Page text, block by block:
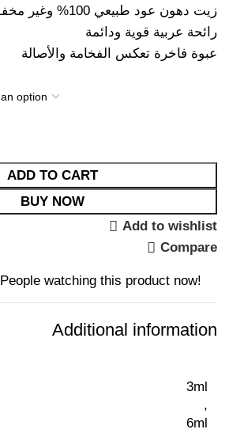
زيت دهون عود طبيعي 100% وغير مخفف من تايلاند.
رائحة عربية قوية ودائمة
عبوة فاخرة تعكس الفخامة والأصالة
ADD TO CART
BUY NOW
Add to wishlist
Compare
People watching this product now!
Additional information
3ml
,
6ml